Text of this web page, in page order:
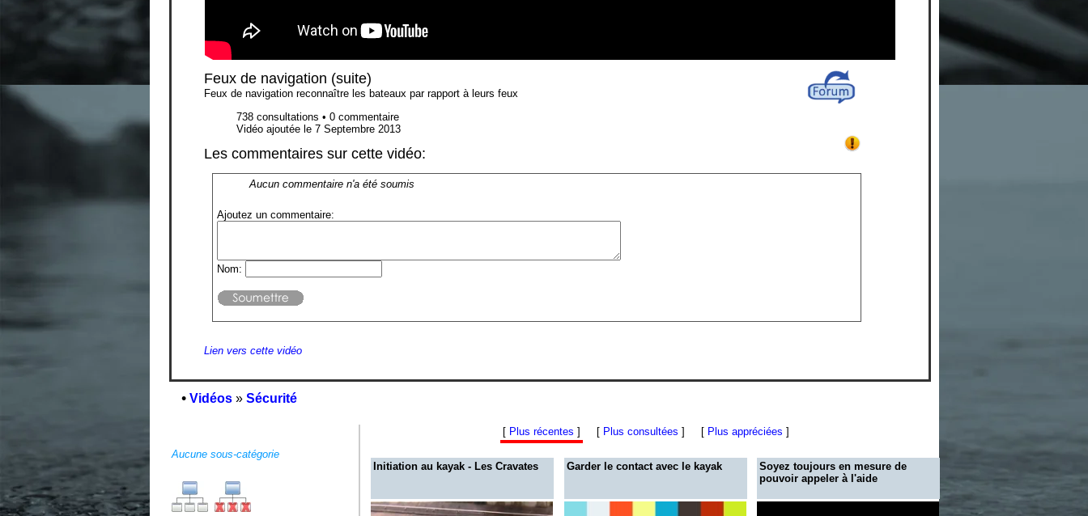
Feux de navigation (suite)
Feux de navigation reconnaître les bateaux par rapport à leurs feux
738 consultations • 0 commentaire
Vidéo ajoutée le 7 Septembre 2013
Les commentaires sur cette vidéo:
Aucun commentaire n'a été soumis
Ajoutez un commentaire:
Nom:
Lien vers cette vidéo
• Vidéos » Sécurité
Aucune sous-catégorie
[ Plus récentes ] [ Plus consultées ] [ Plus appréciées ]
Initiation au kayak - Les Cravates Garder le contact avec le kayak
Soyez toujours en mesure de
pouvoir appeler à l'aide